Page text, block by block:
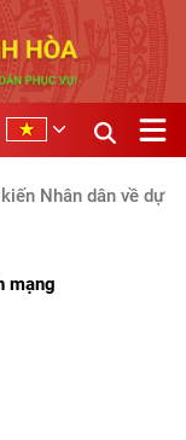
Nhân dân về dự
mạng